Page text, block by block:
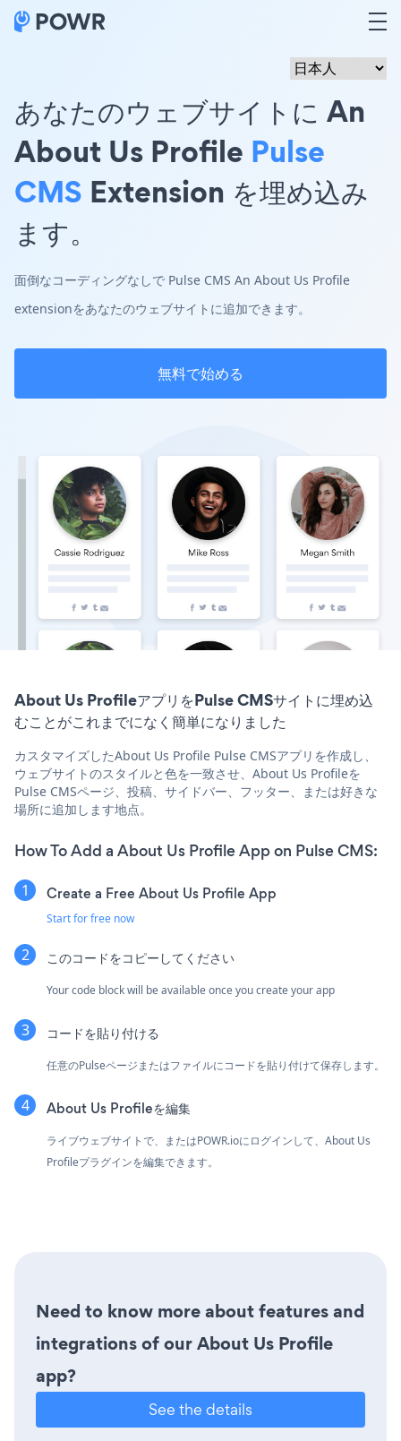
あなたのウェブサイトに An
About Us Profile Pulse
CMS Extension を埋め込み
ます。
面倒なコーディングなしで Pulse CMS An About Us Profile
extensionをあなたのウェブサイトに追加できます。
無料で始める
About Us ProfileアプリをPulse CMSサイトに埋め込
むことがこれまでになく簡単になりました
カスタマイズしたAbout Us Profile Pulse CMSアプリを作成し、
ウェブサイトのスタイルと色を一致させ、About Us Profileを
Pulse CMSページ、投稿、サイドバー、フッター、または好きな
場所に追加します地点。
How To Add a About Us Profile App on Pulse CMS:
Create a Free About Us Profile App
Start for free now
このコードをコピーしてください
Your code block will be available once you create your app
コードを貼り付ける
任意のPulseページまたはファイルにコードを貼り付けて保存します。
About Us Profileを編集
ライブウェブサイトで、またはPOWR.ioにログインして、About Us
Profileプラグインを編集できます。
Need to know more about features and
integrations of our About Us Profile
app?
See the details